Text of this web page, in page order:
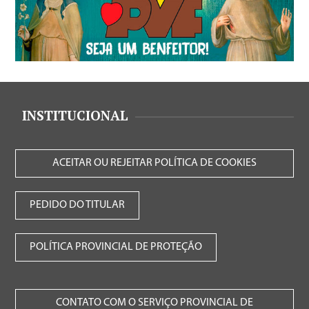
INSTITUCIONAL
ACEITAR OU REJEITAR POLÍTICA DE COOKIES
PEDIDO DO TITULAR
POLÍTICA PROVINCIAL DE PROTEÇÃO
CONTATO COM O SERVIÇO PROVINCIAL DE